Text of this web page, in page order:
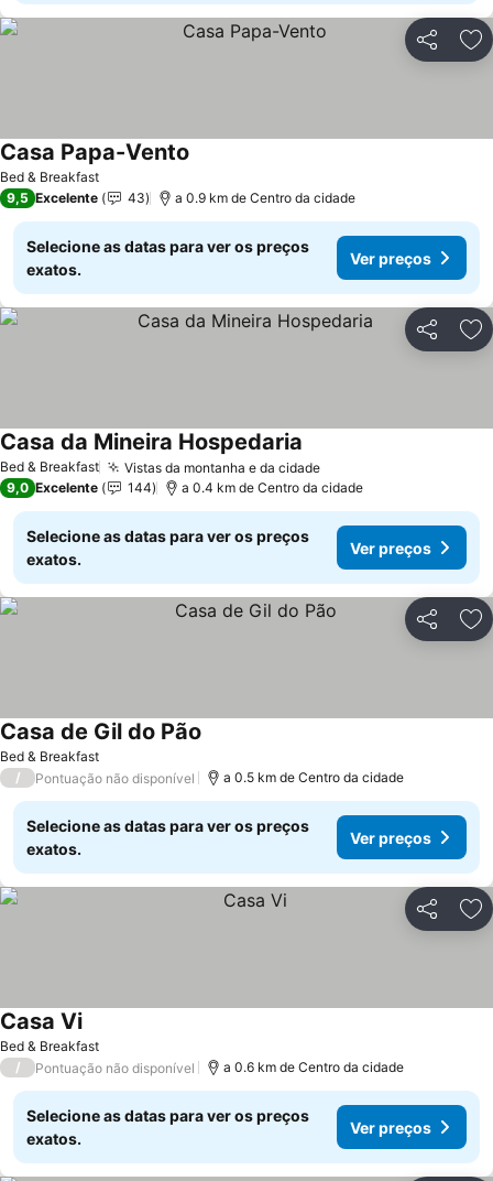
Partilhar
Bed & Breakfast
Casa Papa-Vento
9,5 Excelente 43 a 0.9 km de Centro da cidade
Selecione as datas para ver os preços
exatos.
Ver preços
Partilhar
Bed & Breakfast Vistas da montanha e da cidade
Casa da Mineira Hospedaria
9,0 Excelente 144 a 0.4 km de Centro da cidade
Selecione as datas para ver os preços
exatos.
Ver preços
Partilhar
Bed & Breakfast
Casa de Gil do Pão
/ Pontuação não disponível a 0.5 km de Centro da cidade
Selecione as datas para ver os preços
exatos.
Ver preços
Partilhar
Bed & Breakfast
Casa Vi
/ Pontuação não disponível a 0.6 km de Centro da cidade
Selecione as datas para ver os preços
exatos.
Ver preços